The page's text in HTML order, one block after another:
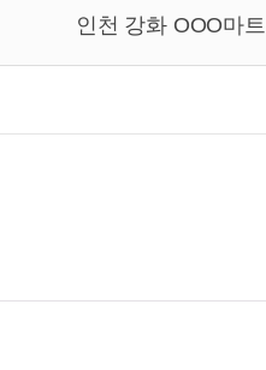
인천 강화 OOO마트